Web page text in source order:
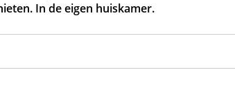
In de eigen huiskamer.